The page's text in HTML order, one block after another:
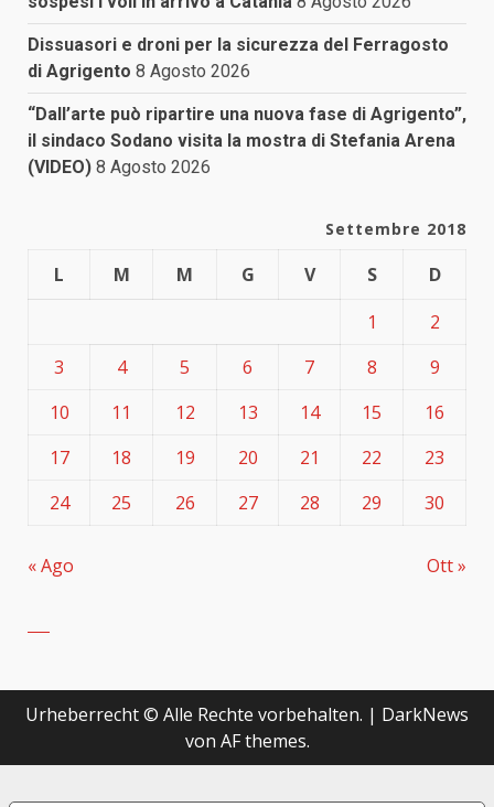
Dissuasori e droni per la sicurezza del Ferragosto
di Agrigento 8 Agosto 2026
“Dall’arte può ripartire una nuova fase di Agrigento”,
il sindaco Sodano visita la mostra di Stefania Arena
(VIDEO) 8 Agosto 2026
Settembre 2018
L M M G V S
D
1
2
3
4 5 6 7 8
9
10
11 12 13 14 15
16
17
18 19 20 21 22
23
24
25 26 27 28 29 30
« Ago Ott »
Urheberrecht © Alle Rechte vorbehalten. | DarkNews
von AF themes.